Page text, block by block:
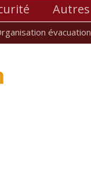
évacuation
Autres